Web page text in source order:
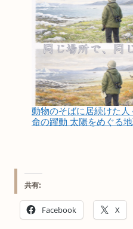
動物のそばに居続けた
命の躍動 太陽をめぐる地
共有:
Facebook X